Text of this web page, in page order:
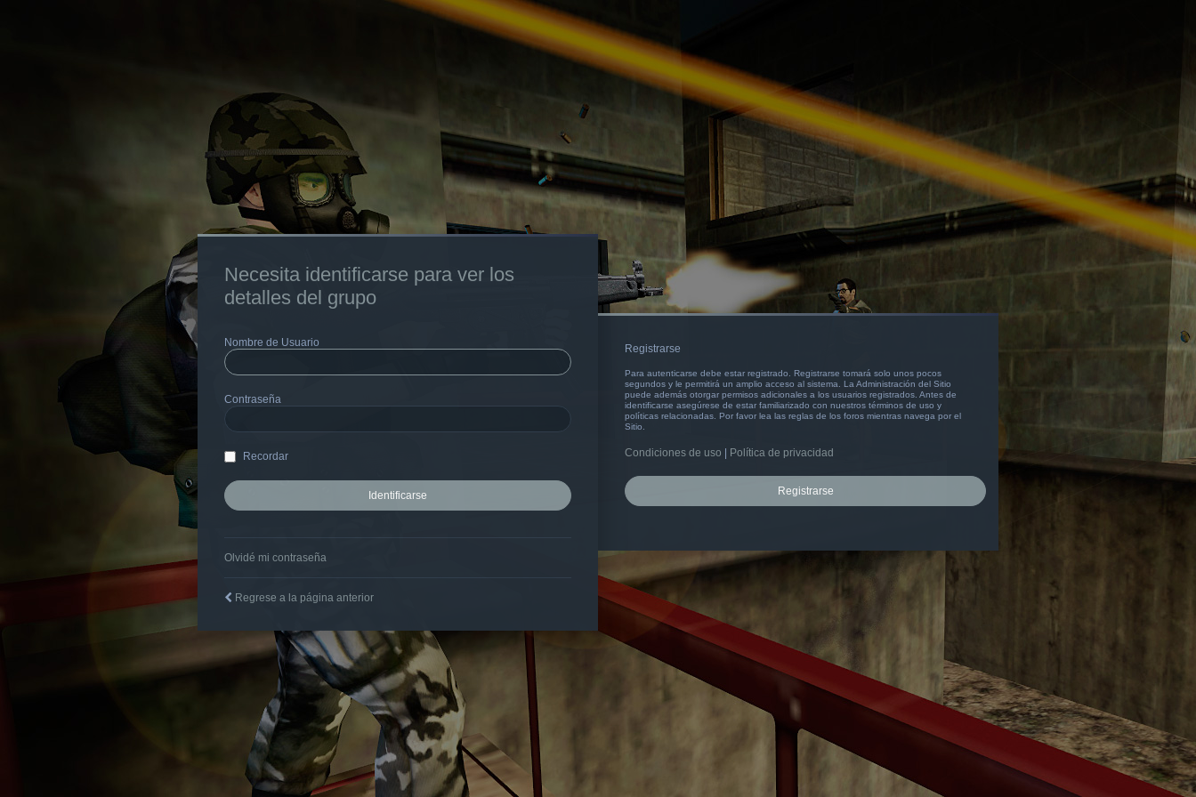
Necesita identificarse para ver los
detalles del grupo
Nombre de Usuario
Contraseña
Recordar
Olvidé mi contraseña
Regrese a la página anterior
Registrarse
Para autenticarse debe estar registrado. Registrarse tomará solo unos pocos
segundos y le permitirá un amplio acceso al sistema. La Administración del Sitio
puede además otorgar permisos adicionales a los usuarios registrados. Antes de
identificarse asegúrese de estar familiarizado con nuestros términos de uso y
políticas relacionadas. Por favor lea las reglas de los foros mientras navega por el
Sitio.
Condiciones de uso | Política de privacidad
Registrarse